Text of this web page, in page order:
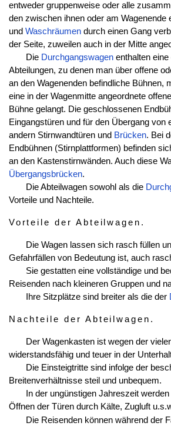
entweder gruppenweise oder alle
den zwischen ihnen oder am Wagenende
und Waschräumendurch einen Gang
der Seite, zuweilen auch in der Mitte
Die Durchgangswagenenthalten eine
Abteilungen, zu denen man über offene
an den Wagenenden befindliche Bühnen,
eine in der Wagenmitte angeordnete
Bühne gelangt. Die geschlossenen
Eingangstüren und für den Übergang von
andern Stirnwandtüren und Brücken. Bei
Endbühnen (Stirnplattformen) befinden
an den Kastenstirnwänden. Auch diese
Übergangsbrücken.
Die Abteilwagen sowohl als die
Vorteile und Nachteile.
Vorteile der Abteilwagen .
Die Wagen lassen sich rasch füllen
Gefahrfällen von Bedeutung ist, auch
Sie gestatten eine vollständige und
Reisenden nach kleineren Gruppen und
Ihre Sitzplätze sind breiter als die der
Nachteile der Abteilwagen .
Der Wagenkasten ist wegen der
widerstandsfähig und teuer in der
Die Einsteigtritte sind infolge der
Breitenverhältnisse steil und unbequem.
In der ungünstigen Jahreszeit
Öffnen der Türen durch Kälte, Zugluft
Die Reisenden können während der